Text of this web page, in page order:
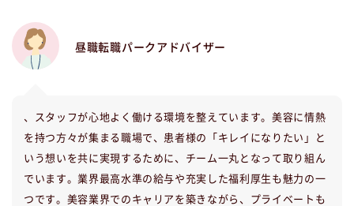
昼職転職パークアドバイザー
、スタッフが心地よく働ける環境を整えています。美容に情熱
を持つ方々が集まる職場で、患者様の「キレイになりたい」と
いう想いを共に実現するために、チーム一丸となって取り組ん
でいます。業界最高水準の給与や充実した福利厚生も魅力の一
つです。美容業界でのキャリアを築きながら、プライベートも